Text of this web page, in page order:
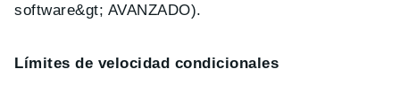
software&gt; AVANZADO).
Límites de velocidad condicionales